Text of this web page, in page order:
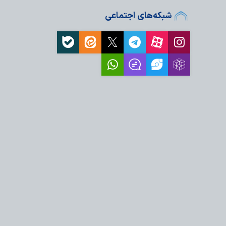
شبکه‌های اجتماعی